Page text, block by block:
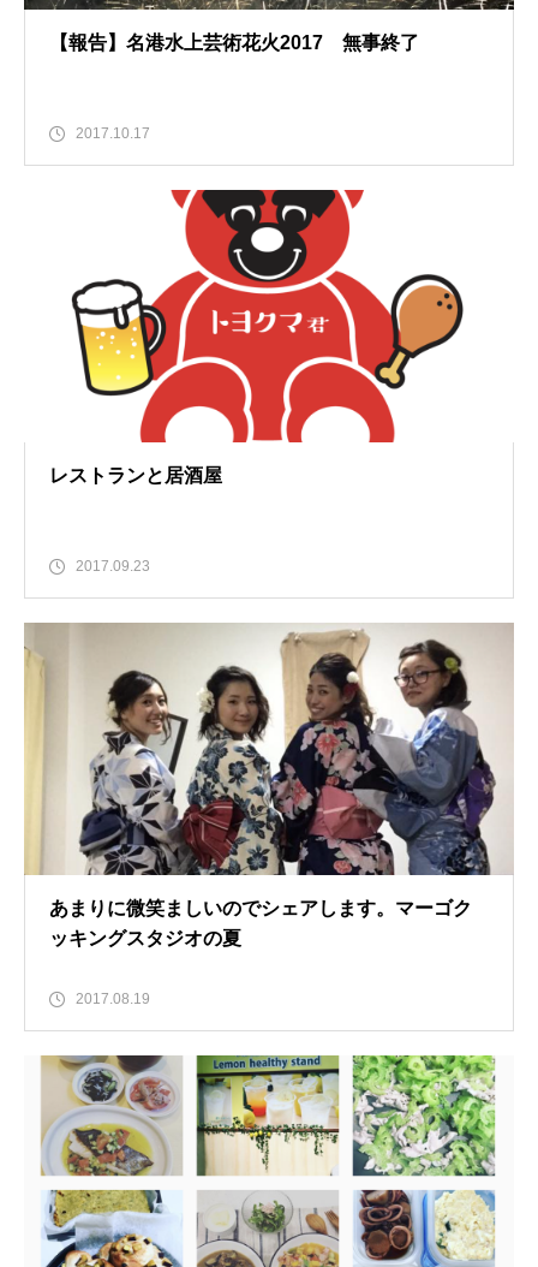
【報告】名港水上芸術花火2017 無事終了
2017.10.17
レストランと居酒屋
2017.09.23
あまりに微笑ましいのでシェアします。マーゴク
ッキングスタジオの夏
2017.08.19